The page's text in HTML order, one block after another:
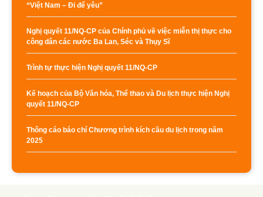
“Việt Nam – Đi để yêu”
Nghị quyết 11/NQ-CP của Chính phủ về việc miễn thị thực cho
công dân các nước Ba Lan, Séc và Thụy Sĩ
Trình tự thực hiện Nghị quyết 11/NQ-CP
Kế hoạch của Bộ Văn hóa, Thể thao và Du lịch thực hiện Nghị
quyết 11/NQ-CP
Thông cáo báo chí Chương trình kích cầu du lịch trong năm
2025